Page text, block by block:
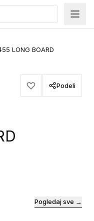
LONG BOARD
Podeli
Pogledaj sve →